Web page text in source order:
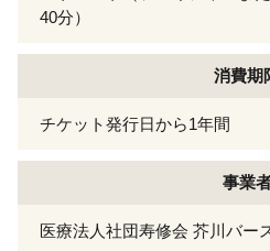
40分）
消費期
チケット発行日から1年間
事業
医療法人社団寿修会 芥川バー